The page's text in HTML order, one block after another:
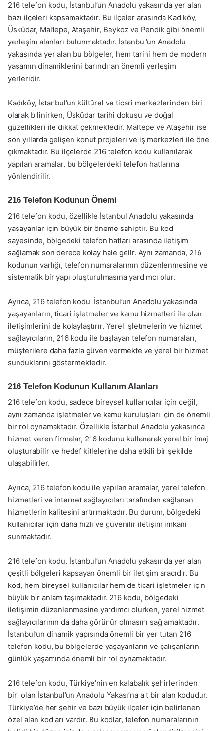
216 telefon kodu, İstanbul’un Anadolu yakasında yer alan
bazı ilçeleri kapsamaktadır. Bu ilçeler arasında Kadıköy,
Üsküdar, Maltepe, Ataşehir, Beykoz ve Pendik gibi önemli
yerleşim alanları bulunmaktadır. İstanbul’un Anadolu
yakasında yer alan bu bölgeler, hem tarihi hem de modern
yaşamın dinamiklerini barındıran önemli yerleşim
yerleridir.
Kadıköy, İstanbul’un kültürel ve ticari merkezlerinden biri
olarak bilinirken, Üsküdar tarihi dokusu ve doğal
güzellikleri ile dikkat çekmektedir. Maltepe ve Ataşehir ise
son yıllarda gelişen konut projeleri ve iş merkezleri ile öne
çıkmaktadır. Bu ilçelerde 216 telefon kodu kullanılarak
yapılan aramalar, bu bölgelerdeki telefon hatlarına
yönlendirilir.
216 Telefon Kodunun Önemi
216 telefon kodu, özellikle İstanbul Anadolu yakasında
yaşayanlar için büyük bir öneme sahiptir. Bu kod
sayesinde, bölgedeki telefon hatları arasında iletişim
sağlamak son derece kolay hale gelir. Aynı zamanda, 216
kodunun varlığı, telefon numaralarının düzenlenmesine ve
sistematik bir yapı oluşturulmasına yardımcı olur.
Ayrıca, 216 telefon kodu, İstanbul’un Anadolu yakasında
yaşayanların, ticari işletmeler ve kamu hizmetleri ile olan
iletişimlerini de kolaylaştırır. Yerel işletmelerin ve hizmet
sağlayıcıların, 216 kodu ile başlayan telefon numaraları,
müşterilere daha fazla güven vermekte ve yerel bir hizmet
sunduklarını göstermektedir.
216 Telefon Kodunun Kullanım Alanları
216 telefon kodu, sadece bireysel kullanıcılar için değil,
aynı zamanda işletmeler ve kamu kuruluşları için de önemli
bir rol oynamaktadır. Özellikle İstanbul Anadolu yakasında
hizmet veren firmalar, 216 kodunu kullanarak yerel bir imaj
oluşturabilir ve hedef kitlelerine daha etkili bir şekilde
ulaşabilirler.
Ayrıca, 216 telefon kodu ile yapılan aramalar, yerel telefon
hizmetleri ve internet sağlayıcıları tarafından sağlanan
hizmetlerin kalitesini artırmaktadır. Bu durum, bölgedeki
kullanıcılar için daha hızlı ve güvenilir iletişim imkanı
sunmaktadır.
216 telefon kodu, İstanbul’un Anadolu yakasında yer alan
çeşitli bölgeleri kapsayan önemli bir iletişim aracıdır. Bu
kod, hem bireysel kullanıcılar hem de ticari işletmeler için
büyük bir anlam taşımaktadır. 216 kodu, bölgedeki
iletişimin düzenlenmesine yardımcı olurken, yerel hizmet
sağlayıcılarının da daha görünür olmasını sağlamaktadır.
İstanbul’un dinamik yapısında önemli bir yer tutan 216
telefon kodu, bu bölgelerde yaşayanların ve çalışanların
günlük yaşamında önemli bir rol oynamaktadır.
216 telefon kodu, Türkiye’nin en kalabalık şehirlerinden
biri olan İstanbul’un Anadolu Yakası’na ait bir alan kodudur.
Türkiye’de her şehir ve bazı büyük ilçeler için belirlenen
özel alan kodları vardır. Bu kodlar, telefon numaralarının